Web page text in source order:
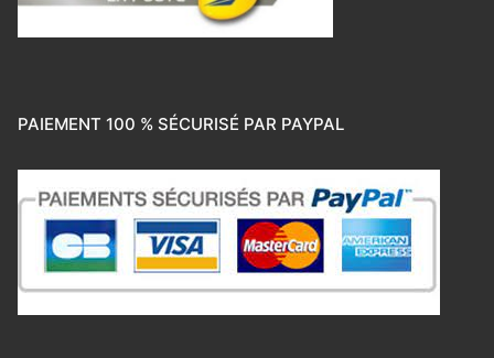
PAIEMENT 100 % SÉCURISÉ PAR PAYPAL